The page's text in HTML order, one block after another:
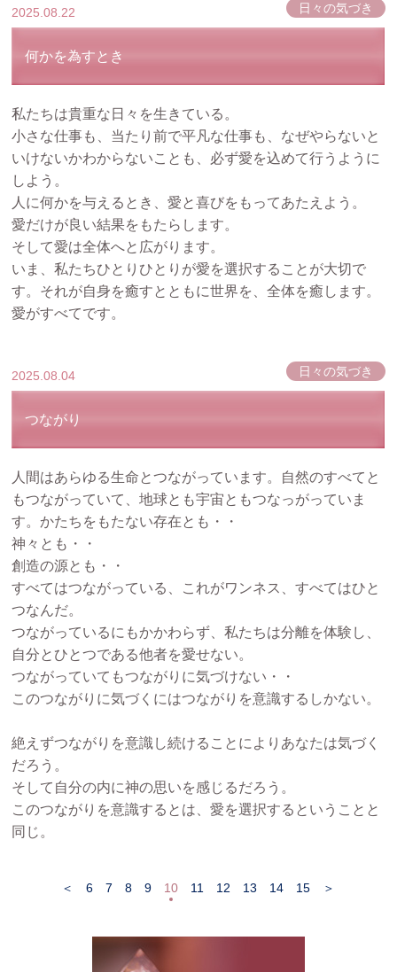
日々の気づき
2025.08.22
何かを為すとき
私たちは貴重な日々を生きている。
小さな仕事も、当たり前で平凡な仕事も、なぜやらないと
いけないかわからないことも、必ず愛を込めて行うように
しよう。
人に何かを与えるとき、愛と喜びをもってあたえよう。
愛だけが良い結果をもたらします。
そして愛は全体へと広がります。
いま、私たちひとりひとりが愛を選択することが大切で
す。それが自身を癒すとともに世界を、全体を癒します。
愛がすべてです。
日々の気づき
2025.08.04
つながり
人間はあらゆる生命とつながっています。自然のすべてと
もつながっていて、地球とも宇宙ともつなっがっていま
す。かたちをもたない存在とも・・
神々とも・・
創造の源とも・・
すべてはつながっている、これがワンネス、すべてはひと
つなんだ。
つながっているにもかかわらず、私たちは分離を体験し、
自分とひとつである他者を愛せない。
つながっていてもつながりに気づけない・・
このつながりに気づくにはつながりを意識するしかない。
絶えずつながりを意識し続けることによりあなたは気づく
だろう。
そして自分の内に神の思いを感じるだろう。
このつながりを意識するとは、愛を選択するということと
同じ。
＜ 6 7 8 9 10 11 12 13 14 15 ＞